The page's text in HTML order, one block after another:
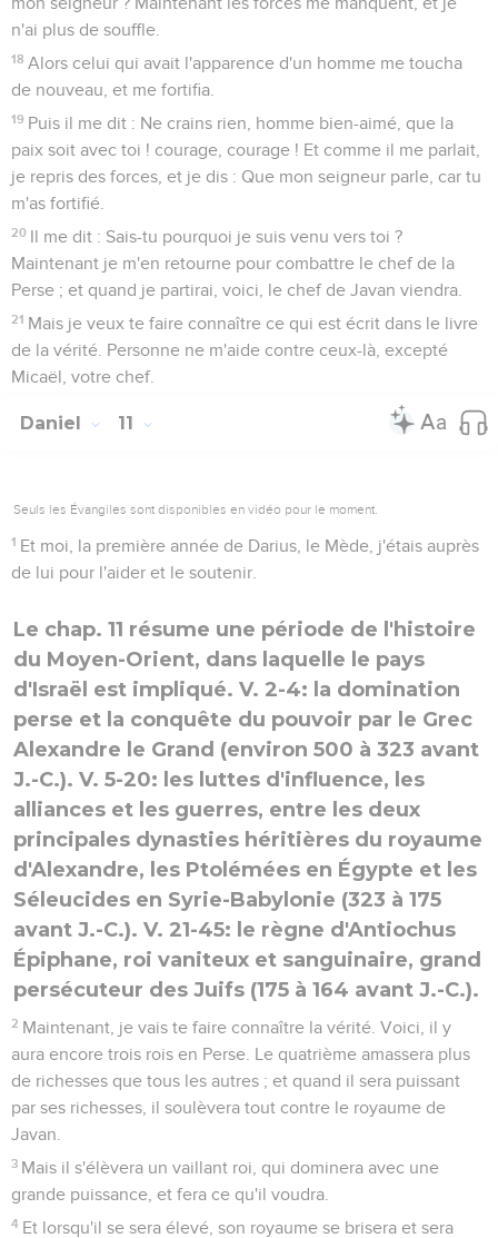
n'ai plus de souffle.
18 Alors celui qui avait l'apparence d'un homme me toucha
de nouveau, et me fortifia.
19 Puis il me dit : Ne crains rien, homme bien-aimé, que la
paix soit avec toi ! courage, courage ! Et comme il me parlait,
je repris des forces, et je dis : Que mon seigneur parle, car tu
m'as fortifié.
20 Il me dit : Sais-tu pourquoi je suis venu vers toi ?
Maintenant je m'en retourne pour combattre le chef de la
Perse ; et quand je partirai, voici, le chef de Javan viendra.
21 Mais je veux te faire connaître ce qui est écrit dans le livre
de la vérité. Personne ne m'aide contre ceux-là, excepté
Micaël, votre chef.
Daniel 11
Seuls les Évangiles sont disponibles en vidéo pour le moment.
1 Et moi, la première année de Darius, le Mède, j'étais auprès
de lui pour l'aider et le soutenir.
Le chap. 11 résume une période de l'histoire
du Moyen-Orient, dans laquelle le pays
d'Israël est impliqué. V. 2-4: la domination
perse et la conquête du pouvoir par le Grec
Alexandre le Grand (environ 500 à 323 avant
J.-C.). V. 5-20: les luttes d'influence, les
alliances et les guerres, entre les deux
principales dynasties héritières du royaume
d'Alexandre, les Ptolémées en Égypte et les
Séleucides en Syrie-Babylonie (323 à 175
avant J.-C.). V. 21-45: le règne d'Antiochus
Épiphane, roi vaniteux et sanguinaire, grand
persécuteur des Juifs (175 à 164 avant J.-C.).
2 Maintenant, je vais te faire connaître la vérité. Voici, il y
aura encore trois rois en Perse. Le quatrième amassera plus
de richesses que tous les autres ; et quand il sera puissant
par ses richesses, il soulèvera tout contre le royaume de
Javan.
3 Mais il s'élèvera un vaillant roi, qui dominera avec une
grande puissance, et fera ce qu'il voudra.
4 Et lorsqu'il se sera élevé, son royaume se brisera et sera